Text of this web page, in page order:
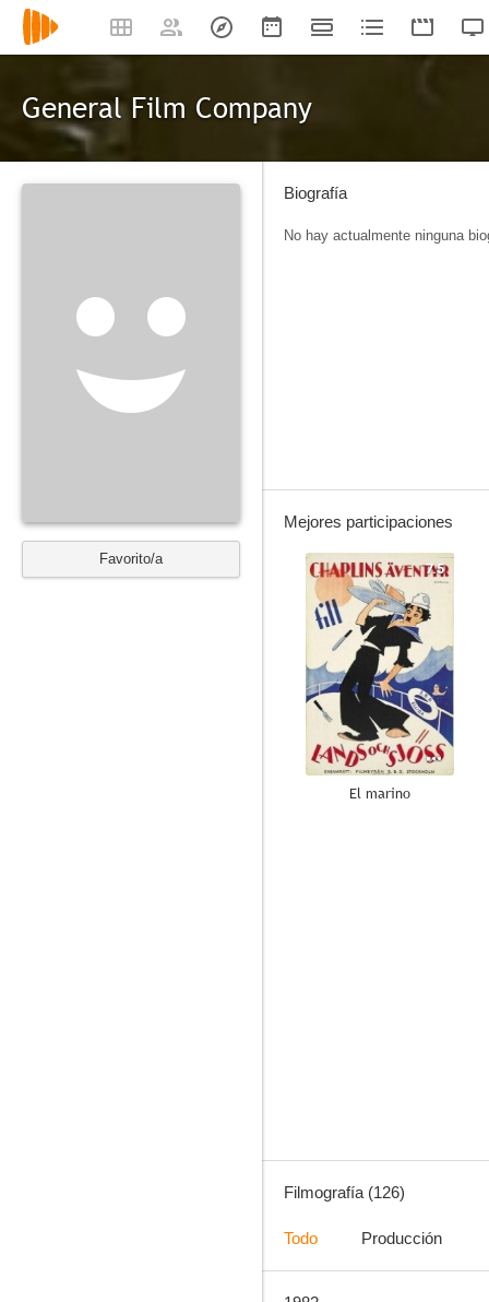
General Film Company
Favorito/a
Biografía
No hay actualmente ninguna
Mejores participaciones
7.5
El marino
Filmografía (126)
Todo Producción